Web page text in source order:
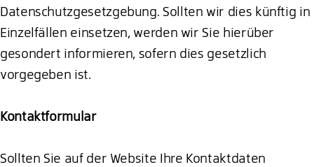
Datenschutzgesetzgebung. Sollten wir dies künftig in
Einzelfällen einsetzen, werden wir Sie hierüber
gesondert informieren, sofern dies gesetzlich
vorgegeben ist.
Kontaktformular
Sollten Sie auf der Website Ihre Kontaktdaten